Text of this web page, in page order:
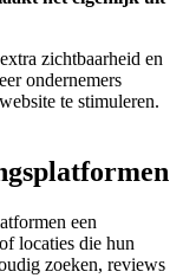
zichtbaarheid en
ondernemers
te stimuleren.
een
locaties die hun
zoeken, reviews